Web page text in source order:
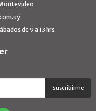
de 9 a 13 hrs
Suscribirme